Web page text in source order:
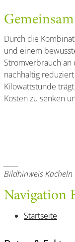
Durch die
und einem
Stromverbrauch
nachhaltig
Kilowattstunde
Kosten zu senken
BildhinweisKacheln
Navigation
Startseite